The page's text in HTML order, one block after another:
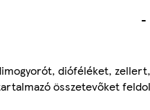
-
dióféléket,
összetevőket